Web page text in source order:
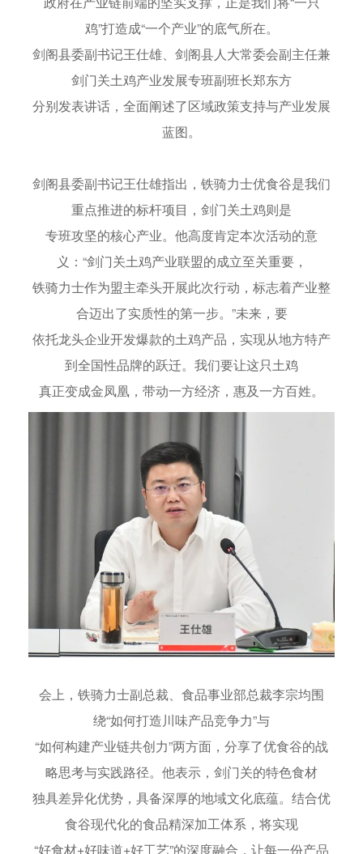
鸡”打造成“一个产业”的底气所在。
剑阁县委副书记王仕雄、剑阁县人大常委会副主任兼
剑门关土鸡产业发展专班副班长郑东方
分别发表讲话，全面阐述了区域政策支持与产业发展
蓝图。
剑阁县委副书记王仕雄指出，铁骑力士优食谷是我们
重点推进的标杆项目，剑门关土鸡则是
专班攻坚的核心产业。他高度肯定本次活动的意
义：“剑门关土鸡产业联盟的成立至关重要，
铁骑力士作为盟主牵头开展此次行动，标志着产业整
合迈出了实质性的第一步。”未来，要
依托龙头企业开发爆款的土鸡产品，实现从地方特产
到全国性品牌的跃迁。我们要让这只土鸡
真正变成金凤凰，带动一方经济，惠及一方百姓。
会上，铁骑力士副总裁、食品事业部总裁李宗均围
绕“如何打造川味产品竞争力”与
“如何构建产业链共创力”两方面，分享了优食谷的战
略思考与实践路径。他表示，剑门关的特色食材
独具差异化优势，具备深厚的地域文化底蕴。结合优
食谷现代化的食品精深加工体系，将实现
“好食材+好味道+好工艺”的深度融合，让每一份产品